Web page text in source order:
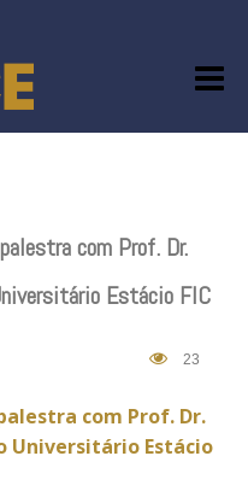
com Prof. Dr.
Estácio FIC
23
palestra com Prof. Dr.
Universitário Estácio